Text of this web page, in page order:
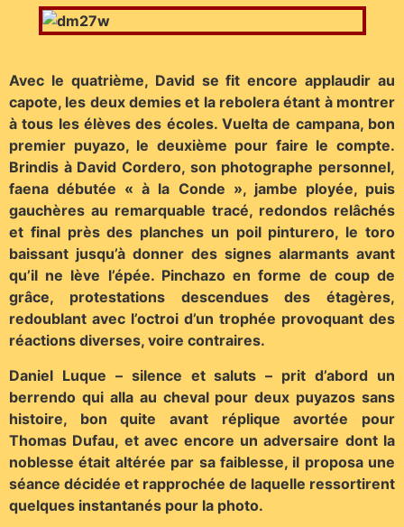
Avec le quatrième, David se fit encore applaudir au
capote, les deux demies et la rebolera étant à montrer
à tous les élèves des écoles. Vuelta de campana, bon
premier puyazo, le deuxième pour faire le compte.
Brindis à David Cordero, son photographe personnel,
faena débutée « à la Conde », jambe ployée, puis
gauchères au remarquable tracé, redondos relâchés
et final près des planches un poil pinturero, le toro
baissant jusqu’à donner des signes alarmants avant
qu’il ne lève l’épée. Pinchazo en forme de coup de
grâce, protestations descendues des étagères,
redoublant avec l’octroi d’un trophée provoquant des
réactions diverses, voire contraires.
Daniel Luque – silence et saluts – prit d’abord un
berrendo qui alla au cheval pour deux puyazos sans
histoire, bon quite avant réplique avortée pour
Thomas Dufau, et avec encore un adversaire dont la
noblesse était altérée par sa faiblesse, il proposa une
séance décidée et rapprochée de laquelle ressortirent
quelques instantanés pour la photo.